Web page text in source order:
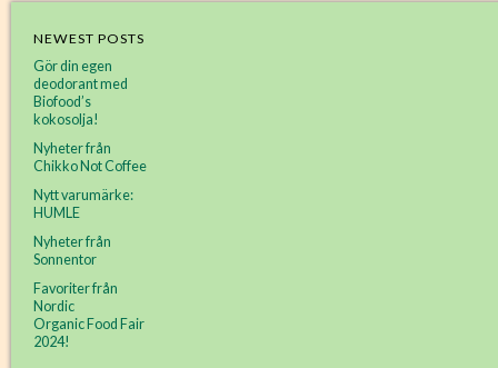
NEWEST POSTS
Gör din egen
deodorant med
Biofood’s
kokosolja!
Nyheter från
Chikko Not Coffee
Nytt varumärke:
HUMLE
Nyheter från
Sonnentor
Favoriter från
Nordic
Organic Food Fair
2024!